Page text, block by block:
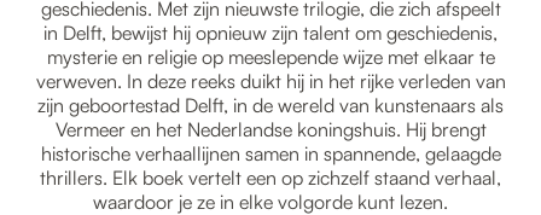
geschiedenis. Met zijn nieuwste trilogie, die zich afspeelt
in Delft, bewijst hij opnieuw zijn talent om geschiedenis,
mysterie en religie op meeslepende wijze met elkaar te
verweven. In deze reeks duikt hij in het rijke verleden van
zijn geboortestad Delft, in de wereld van kunstenaars als
Vermeer en het Nederlandse koningshuis. Hij brengt
historische verhaallijnen samen in spannende, gelaagde
thrillers. Elk boek vertelt een op zichzelf staand verhaal,
waardoor je ze in elke volgorde kunt lezen.